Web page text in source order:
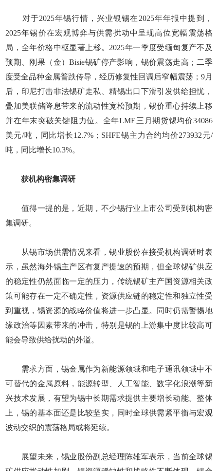
对于2025年锡行情，兴业银锡在2025年年报中提到，
2025年锡价在宏观博弈与供需扰动中呈现高位宽幅震荡格
局，全年价格中枢显著上移。2025年一季度受缅甸复产不及
预期、刚果（金）Bisie锡矿停产影响，锡价震荡走高；二季
度受全品种金属普跌传导，经历修复性回调后窄幅震荡；9月
后，印尼打击非法锡矿走私、精锡出口下滑引发供给担忧，
叠加美联储降息带来的流动性宽松预期，锡价重心持续上移
并在年末突破关键阻力位。全年LME三月期货锡均价34086
美元/吨，同比增长12.7%；SHFE锡主力合约均价273932元/
吨，同比增长10.3%。
获机构密集调研
值得一提的是，近期，不少锡行业上市公司受到机构密
集调研。
从锡市场供需情况来看，锡业股份在接受机构调研时表
示，虽然海外锡主产区有复产提速的预期，但全球锡矿供应
的稳定性仍然面临一定的压力，传统锡矿主产国资源相关政
策可能存在一定不确定性，资源供应链的稳定性和独立性受
到重视，锡资源的战略价值将进一步凸显。同时仍需警惕地
缘政治等因素带来的冲击，特别是锡的上游集中度比较高可
能会导致供给扰动的外溢。
需求方面，锡金属作为新能源领域和电子通讯领域中不
可替代的金属原料，能源转型、人工智能、数字化浪潮等新
兴技术发展，有望为锡中长期需求提供主要增长动能。整体
上，锡的基本面还是比较坚实，同时全球供需紧平衡与宏观
波动交织的震荡格局或将延续。
展望未来，锡业股份副总经理陈雄军表示，当前全球锡